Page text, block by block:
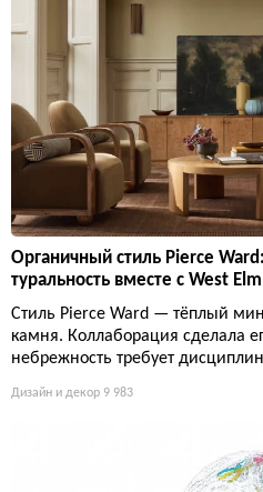
Органичный стиль Pierce
туральность вместе с West Elm
Стиль Pierce Ward — тёплый
камня. Коллаборация сделала
небрежность требует
Дизайн и декор 9 983